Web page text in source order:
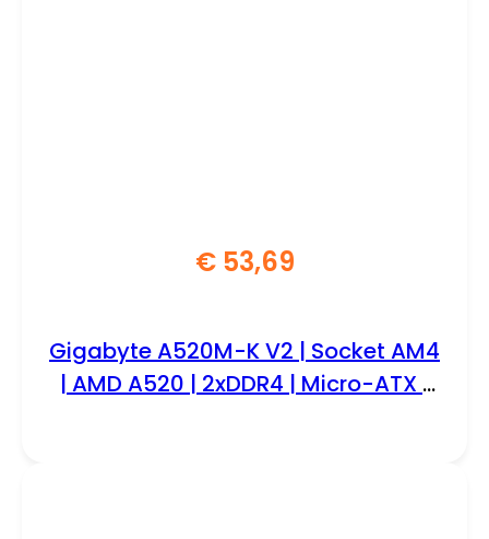
€53,69
Gigabyte A520M-K V2 | Socket AM4
| AMD A520 | 2xDDR4 | Micro-ATX |